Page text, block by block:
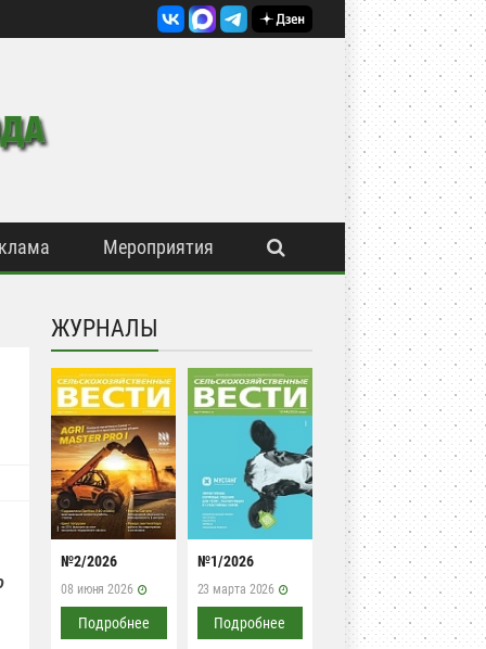
Мероприятия
ЖУРНАЛЫ
№2/2026
08 июня 2026
Подробнее
№1/2026
23 марта 2026
Подробнее